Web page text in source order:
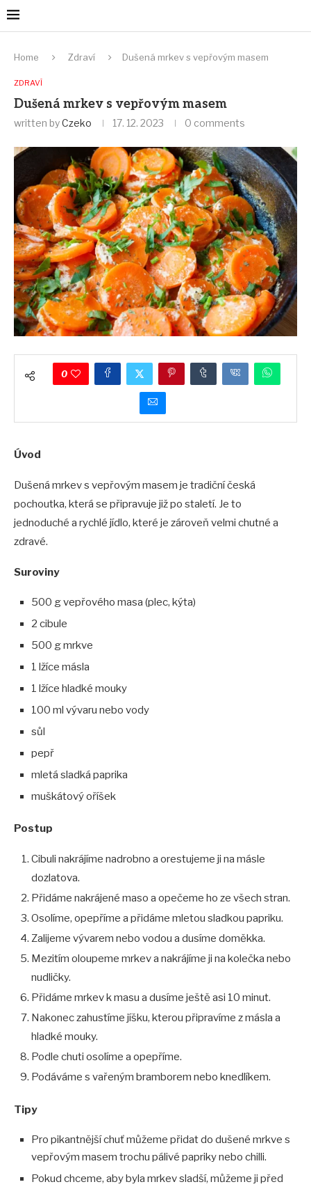
Home Zdraví Dušená mrkev s vepřovým masem
ZDRAVÍ
Dušená mrkev s vepřovým masem
written byCzeko 17. 12. 2023 0 comments
0
Úvod
Dušená mrkev s vepřovým masem je tradiční česká
pochoutka, která se připravuje již po staletí. Je to
jednoduché a rychlé jídlo, které je zároveň velmi chutné a
zdravé.
Suroviny
500 g vepřového masa (plec, kýta)
2 cibule
500 g mrkve
1 lžíce másla
1 lžíce hladké mouky
100 ml vývaru nebo vody
sůl
pepř
mletá sladká paprika
muškátový oříšek
Postup
Cibuli nakrájíme nadrobno a orestujeme ji na másle
dozlatova.
Přidáme nakrájené maso a opečeme ho ze všech stran.
Osolíme, opepříme a přidáme mletou sladkou papriku.
Zalijeme vývarem nebo vodou a dusíme doměkka.
Mezitím oloupeme mrkev a nakrájíme ji na kolečka nebo
nudličky.
Přidáme mrkev k masu a dusíme ještě asi 10 minut.
Nakonec zahustíme jíšku, kterou připravíme z másla a
hladké mouky.
Podle chuti osolíme a opepříme.
Podáváme s vařeným bramborem nebo knedlíkem.
Tipy
Pro pikantnější chuť můžeme přidat do dušené mrkve s
vepřovým masem trochu pálivé papriky nebo chilli.
Pokud chceme, aby byla mrkev sladší, můžeme ji před